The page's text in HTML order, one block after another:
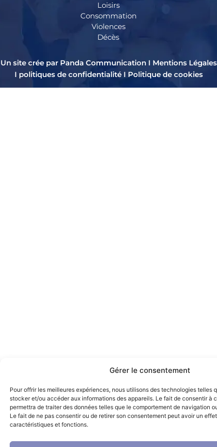
Gérer le consentement
Pour offrir les meilleures expériences, nous utilisons des technologies telles
stocker et/ou accéder aux informations des appareils. Le fait de consentir à
permettra de traiter des données telles que le comportement de navigation
Le fait de ne pas consentir ou de retirer son consentement peut avoir un
caractéristiques et fonctions.
Loisirs
Consommation
Violences
Décès
Un site crée par Panda Communication I Mentions Légales
I politiques de confidentialitéI Politique de cookies